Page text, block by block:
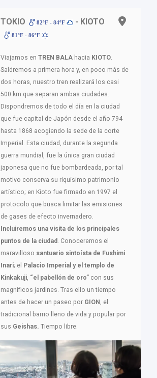
TOKIO 82ºF - 84ºF - KIOTO
81ºF - 86ºF
Viajamos en TREN BALA hacia KIOTO.
Saldremos a primera hora y, en poco más de
dos horas, nuestro tren realizará los casi
500 km que separan ambas ciudades.
Dispondremos de todo el día en la ciudad
que fue capital de Japón desde el año 794
hasta 1868 acogiendo la sede de la corte
Imperial. Esta ciudad, durante la segunda
guerra mundial, fue la única gran ciudad
japonesa que no fue bombardeada, por tal
motivo conserva su riquísimo patrimonio
artístico; en Kioto fue firmado en 1997 el
protocolo que busca limitar las emisiones
de gases de efecto invernadero.
Incluiremos una visita de los principales
puntos de la ciudad . Conoceremos el
maravilloso santuario sintoísta de Fushimi
Inari; el Palacio Imperial y el templo de
Kinkakuji, “el pabellón de oro” con sus
magníficos jardines. Tras ello un tiempo
antes de hacer un paseo por GION , el
tradicional barrio lleno de vida y popular por
sus Geishas. Tiempo libre.